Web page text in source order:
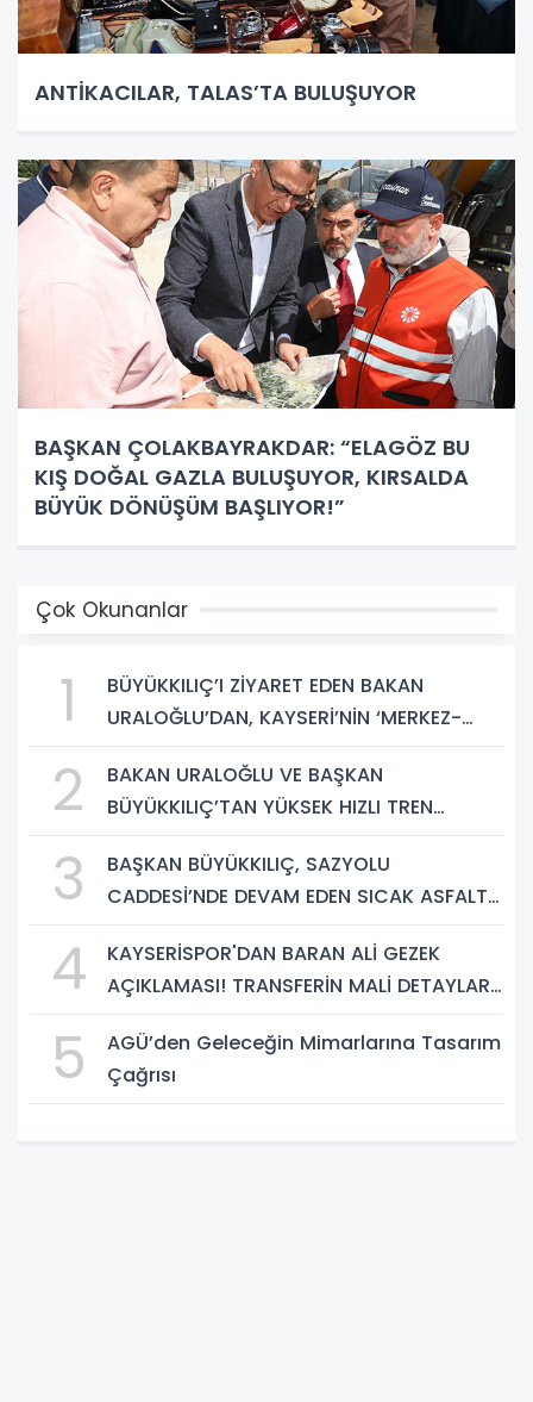
ANTİKACILAR, TALAS’TA BULUŞUYOR
BAŞKAN ÇOLAKBAYRAKDAR: “ELAGÖZ BU
KIŞ DOĞAL GAZLA BULUŞUYOR, KIRSALDA
BÜYÜK DÖNÜŞÜM BAŞLIYOR!”
Çok Okunanlar
1
BÜYÜKKILIÇ’I ZİYARET EDEN BAKAN
URALOĞLU’DAN, KAYSERİ’NİN ‘MERKEZ-
2
BAKAN URALOĞLU VE BAŞKAN
BÜYÜKKILIÇ’TAN YÜKSEK HIZLI TREN
3
BAŞKAN BÜYÜKKILIÇ, SAZYOLU
CADDESİ’NDE DEVAM EDEN SICAK ASFALT
4
KAYSERİSPOR'DAN BARAN ALİ GEZEK
AÇIKLAMASI! TRANSFERİN MALİ DETAYLARI
5
AGÜ’den Geleceğin Mimarlarına Tasarım
Çağrısı